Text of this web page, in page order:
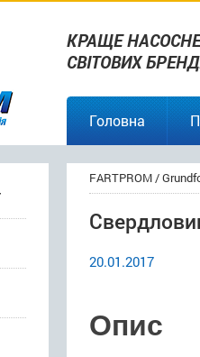
КРАЩЕ
СВІТОВИХ
Головна
FARTPROM/
20.01.2017
Опис